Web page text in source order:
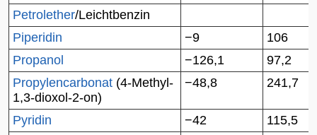
Petrolether/Leichtbenzin
Piperidin
−9
106
Propanol
−126,1
97,2
Propylencarbonat (4-Methyl-
1,3-dioxol-2-on)
−48,8 241,7
Pyridin −42
115,5